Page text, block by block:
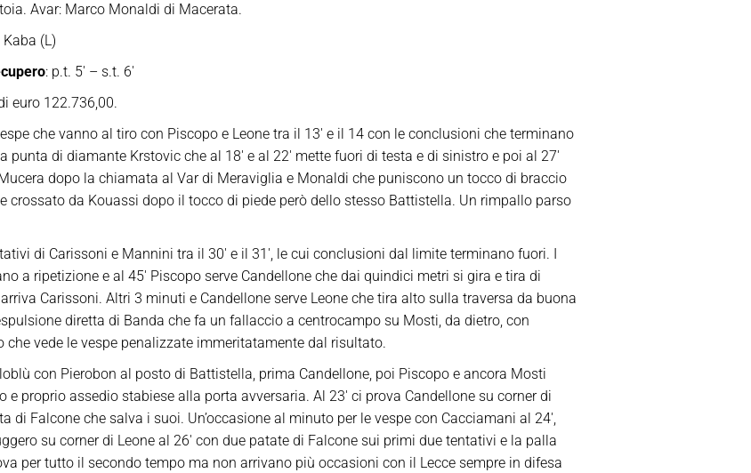
Avar: Marco Monaldi di Macerata.
Kaba (L)
: p.t. 5′ – s.t. 6′
euro 122.736,00.
che vanno al tiro con Piscopo e Leone tra il 13′ e il 14 con le conclusioni che terminano
di diamante Krstovic che al 18′ e al 22′ mette fuori di testa e di sinistro e poi al 27′
dopo la chiamata al Var di Meraviglia e Monaldi che puniscono un tocco di braccio
da Kouassi dopo il tocco di piede però dello stesso Battistella. Un rimpallo parso
di Carissoni e Mannini tra il 30′ e il 31′, le cui conclusioni dal limite terminano fuori. I
a ripetizione e al 45′ Piscopo serve Candellone che dai quindici metri si gira e tira di
Carissoni. Altri 3 minuti e Candellone serve Leone che tira alto sulla traversa da buona
diretta di Banda che fa un fallaccio a centrocampo su Mosti, da dietro, con
che vede le vespe penalizzate immeritatamente dal risultato.
con Pierobon al posto di Battistella, prima Candellone, poi Piscopo e ancora Mosti
proprio assedio stabiese alla porta avversaria. Al 23′ ci prova Candellone su corner di
di Falcone che salva i suoi. Un’occasione al minuto per le vespe con Cacciamani al 24′,
su corner di Leone al 26′ con due patate di Falcone sui primi due tentativi e la palla
per tutto il secondo tempo ma non arrivano più occasioni con il Lecce sempre in difesa